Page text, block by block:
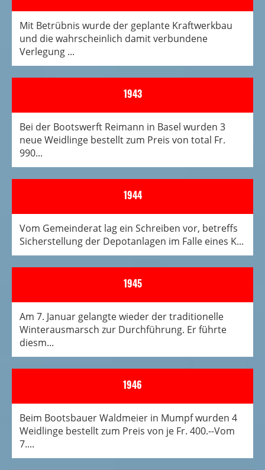
Mit Betrübnis wurde der geplante Kraftwerkbau
und die wahrscheinlich damit verbundene
Verlegung ...
1943
Bei der Bootswerft Reimann in Basel wurden 3
neue Weidlinge bestellt zum Preis von total Fr.
990...
1944
Vom Gemeinderat lag ein Schreiben vor, betreffs
Sicherstellung der Depotanlagen im Falle eines K...
1945
Am 7. Januar gelangte wieder der traditionelle
Winterausmarsch zur Durchführung. Er führte
diesm...
1946
Beim Bootsbauer Waldmeier in Mumpf wurden 4
Weidlinge bestellt zum Preis von je Fr. 400.--Vom
7....